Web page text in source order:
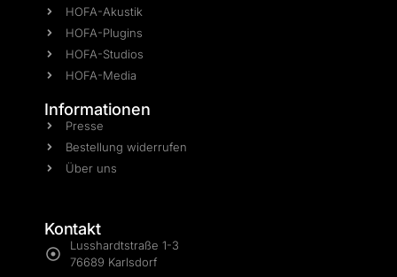
HOFA-Akustik
HOFA-Plugins
HOFA-Studios
HOFA-Media
Informationen
Presse
Bestellung widerrufen
Über uns
Kontakt
Lusshardtstraße 1-3
76689 Karlsdorf